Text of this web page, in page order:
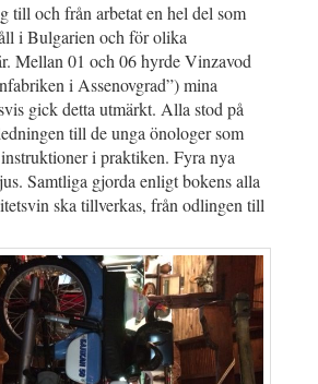
till och från arbetat en hel del som
i Bulgarien och för olika
Mellan 01 och 06 hyrde Vinzavod
i Assenovgrad”) mina
gick detta utmärkt. Alla stod på
till de unga önologer som
i praktiken. Fyra nya
Samtliga gjorda enligt bokens alla
ska tillverkas, från odlingen till